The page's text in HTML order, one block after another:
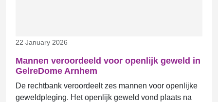
22 January 2026
Mannen veroordeeld voor openlijk geweld in
GelreDome Arnhem
De rechtbank veroordeelt zes mannen voor openlijke
geweldpleging. Het openlijk geweld vond plaats na